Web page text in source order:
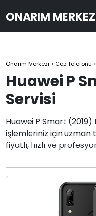
ONARIM
Onarım Merkezi > Cep Telefonu >
Huawei P
Servisi
Huawei P Smart
işlemleriniz için uzman
fiyatlı, hızlı ve